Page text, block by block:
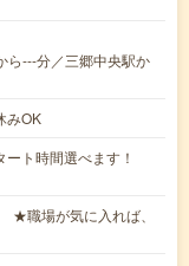
ら---分／三郷中央駅か
みOK
ト時間選べます！
職場が気に入れば、